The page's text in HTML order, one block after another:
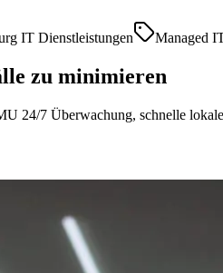
IT Dienstleistungen Managed
zu minimieren
24/7 Überwachung, schnelle